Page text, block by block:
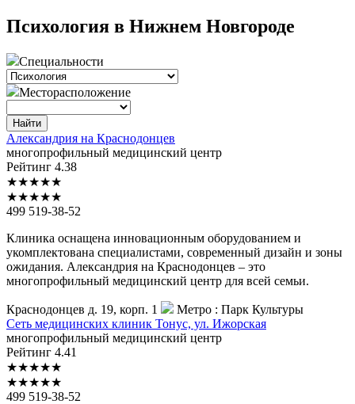
Психология в Нижнем Новгороде
Специальности
Месторасположение
Найти
Александрия на Краснодонцев
многопрофильный медицинский центр
Рейтинг 4.38
★★★★★
★★★★★
499 519-38-52
Клиника оснащена инновационным оборудованием и
укомплектована специалистами, современный дизайн и зоны
ожидания. Александрия на Краснодонцев – это
многопрофильный медицинский центр для всей семьи.
Краснодонцев д. 19, корп. 1 Метро : Парк Культуры
Сеть медицинских клиник Тонус, ул. Ижорская
многопрофильный медицинский центр
Рейтинг 4.41
★★★★★
★★★★★
499 519-38-52